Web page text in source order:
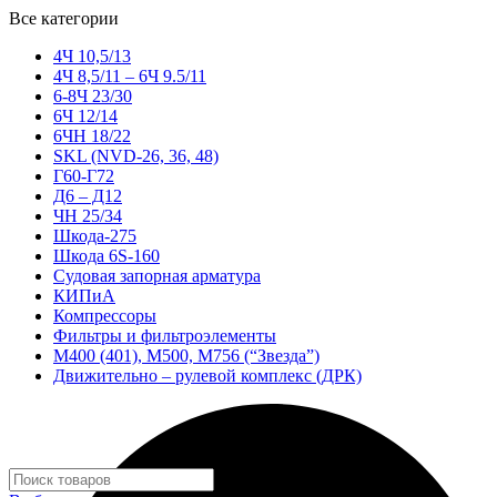
Все категории
4Ч 10,5/13
4Ч 8,5/11 – 6Ч 9.5/11
6-8Ч 23/30
6Ч 12/14
6ЧН 18/22
SKL (NVD-26, 36, 48)
Г60-Г72
Д6 – Д12
ЧН 25/34
Шкода-275
Шкода 6S-160
Судовая запорная арматура
КИПиА
Компрессоры
Фильтры и фильтроэлементы
М400 (401), М500, М756 (“Звезда”)
Движительно – рулевой комплекс (ДРК)